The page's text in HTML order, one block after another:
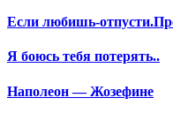
Если любишь-
Я боюсь тебя потерять..
Наполеон — Жозефине